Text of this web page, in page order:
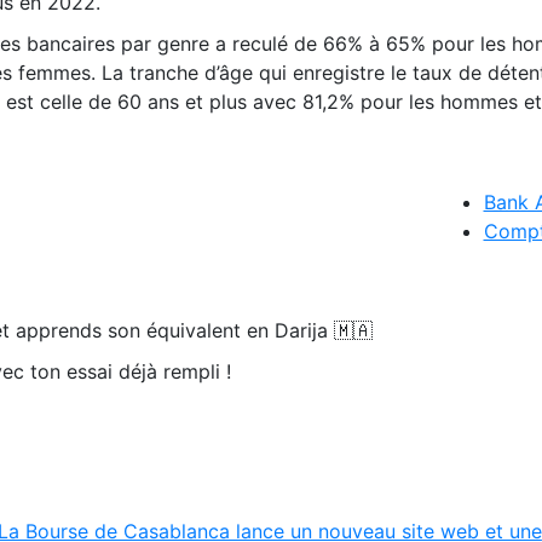
bancaires par genre a reculé de 66% à 65% pour les
femmes. La tranche d’âge qui enregistre le taux de
celle de 60 ans et plus avec 81,2% pour les hommes
Bank
apprends son équivalent en Darija 🇲🇦
ton essai déjà rempli !
Bourse de Casablanca lance un nouveau site web et une